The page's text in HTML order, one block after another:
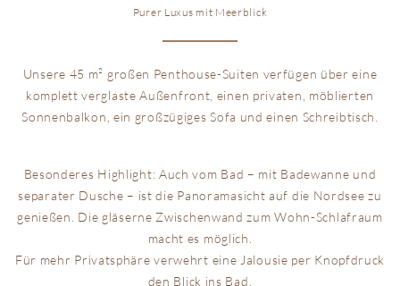
Purer Luxus mit Meerblick
Unsere 45 m² großen Penthouse-Suiten verfügen über eine
komplett verglaste Außenfront, einen privaten, möblierten
Sonnenbalkon, ein großzügiges Sofa und einen Schreibtisch.
Besonderes Highlight: Auch vom Bad – mit Badewanne und
separater Dusche – ist die Panoramasicht auf die Nordsee zu
genießen. Die gläserne Zwischenwand zum Wohn-Schlafraum
macht es möglich.
Für mehr Privatsphäre verwehrt eine Jalousie per Knopfdruck
den Blick ins Bad.